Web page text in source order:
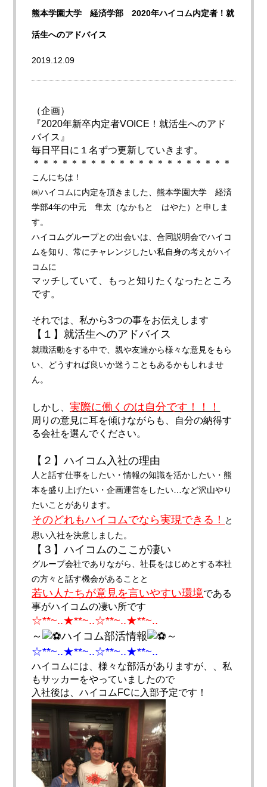
熊本学園大学 経済学部 2020年ハイコム内定者！就
活生へのアドバイス
2019.12.09
（企画）
『2020年新卒内定者VOICE！就活生へのアド
バイス』
毎日平日に１名ずつ更新していきます。
＊＊＊＊＊＊＊＊＊＊＊＊＊＊＊＊＊＊＊＊＊
こんにちは！
㈱ハイコムに内定を頂きました、熊本学園大学 経済
学部4年の中元 隼太（なかもと はやた）と申しま
す。
ハイコムグループとの出会いは、合同説明会でハイコ
ムを知り、常にチャレンジしたい私自身の考えがハイ
コムに
マッチしていて、もっと知りたくなったところ
です。
それでは、私から3つの事をお伝えします
【１】就活生へのアドバイス
就職活動をする中で、親や友達から様々な意見をもら
い、 どうすれば良いか迷うこともあるかもしれませ
ん。
しかし、実際に働くのは自分です！！！
周りの意見に耳を傾けながらも、 自分の納得す
る会社を選んでください。
【２】ハイコム入社の理由
人と話す仕事をしたい・情報の知識を活かしたい・熊
本を盛り上げたい・企画運営をしたい… など沢山やり
たいことがあります。
そのどれもハイコムでなら実現できる！
と
思い入社を決意しました。
【３】ハイコムのここが凄い
グループ会社でありながら、社長をはじめとする本社
の方々と話す機会があることと
若い人たちが意見を言いやすい環境である
事がハイコムの凄い所です
☆**~..★**~..☆**~..★**~..
～
ハイコム部活情報
～
☆**~..★**~..☆**~..★**~..
ハイコムには、様々な部活がありますが、、私
もサッカーをやっていましたので
入社後は、ハイコムFCに入部予定です！